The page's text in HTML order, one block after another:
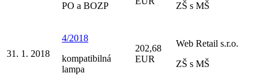
PO a BOZP
ZŠ s MŠ
31. 1. 2018
4/2018
kompatibilná
lampa
202,68
EUR
Web Retail s.r.o.
ZŠ s MŠ